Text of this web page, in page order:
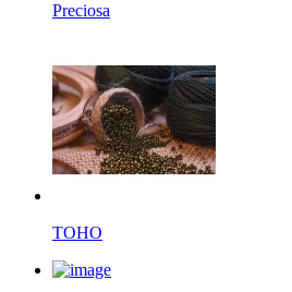
Preciosa
TOHO